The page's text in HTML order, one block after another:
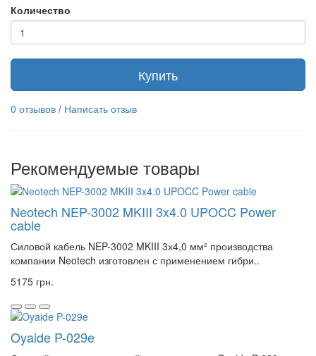
Количество
Купить
0 отзывов / Написать отзыв
Рекомендуемые товары
Neotech NEP-3002 MKIII 3x4.0 UPOCC Power
cable
Силовой кабель NEP-3002 MKIII 3х4,0 мм² производства
компании Neotech изготовлен с применением гибри..
5175 грн.
Oyaide P-029e